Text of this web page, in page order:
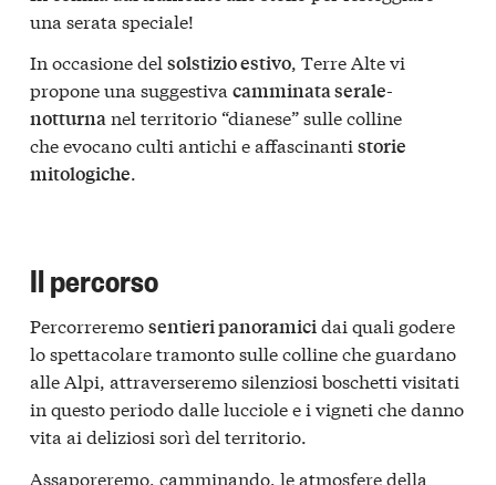
una serata speciale!
In occasione del solstizio estivo, Terre Alte vi
propone una suggestiva camminata serale-
notturnanel territorio “dianese” sulle colline
che evocano culti antichi e affascinanti storie
mitologiche.
Il percorso
Percorreremosentieri panoramicidai quali godere
lo spettacolare tramonto sulle colline che guardano
alle Alpi, attraverseremo silenziosi boschetti visitati
in questo periodo dalle lucciole e i vigneti che danno
vita ai deliziosi sorì del territorio.
Assaporeremo, camminando, le atmosfere della